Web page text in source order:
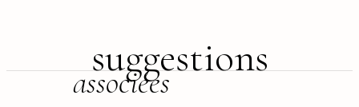
suggestions
associées